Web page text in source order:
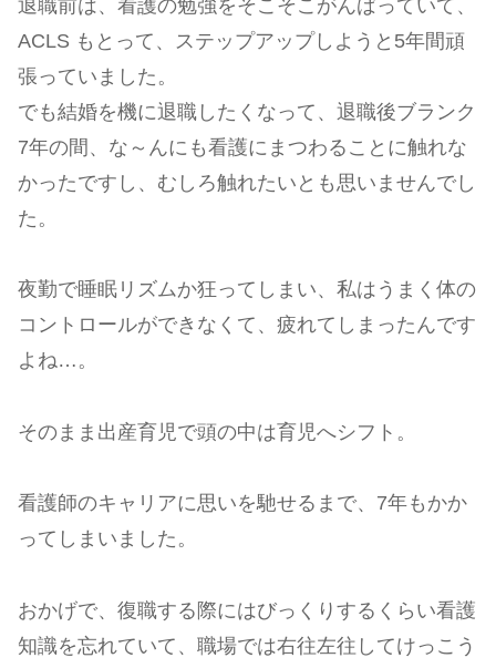
退職前は、看護の勉強をそこそこがんばっていて、
ACLS もとって、ステップアップしようと5年間頑
張っていました。
でも結婚を機に退職したくなって、退職後ブランク
7年の間、な～んにも看護にまつわることに触れな
かったですし、むしろ触れたいとも思いませんでし
た。
夜勤で睡眠リズムか狂ってしまい、私はうまく体の
コントロールができなくて、疲れてしまったんです
よね…。
そのまま出産育児で頭の中は育児へシフト。
看護師のキャリアに思いを馳せるまで、7年もかか
ってしまいました。
おかげで、復職する際にはびっくりするくらい看護
知識を忘れていて、職場では右往左往してけっこう